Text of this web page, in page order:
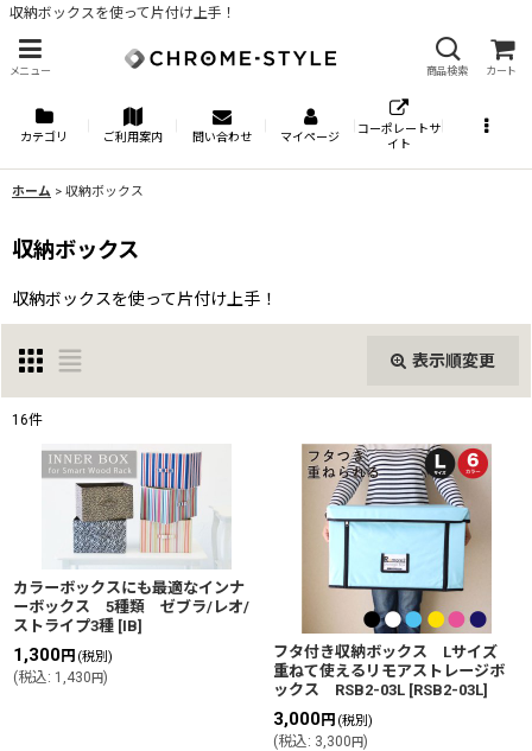
収納ボックスを使って片付け上手！
メニュー 商品検索 カート
カテゴリ ご利用案内 問い合わせ マイページ
コーポレートサ
イト
ホーム > 収納ボックス
収納ボックス
収納ボックスを使って片付け上手！
表示順変更
表示数:
並び順:
絞り込む
16件
カラーボックスにも最適なインナ
ーボックス 5種類 ゼブラ/レオ/
ストライプ3種 [IB]
1,300円 (税別)
(税込: 1,430円)
フタ付き収納ボックス Lサイズ
重ねて使えるリモアストレージボ
ックス RSB2-03L [RSB2-03L]
3,000円 (税別)
(税込: 3,300円)